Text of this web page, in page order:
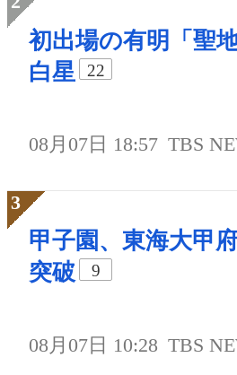
初出場の有明「聖
白星
22
08月07日 18:57 TBS
甲子園、東海大甲
突破
9
08月07日 10:28 TBS